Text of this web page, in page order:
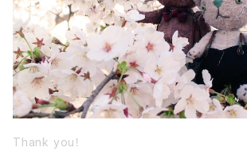
Thank you！